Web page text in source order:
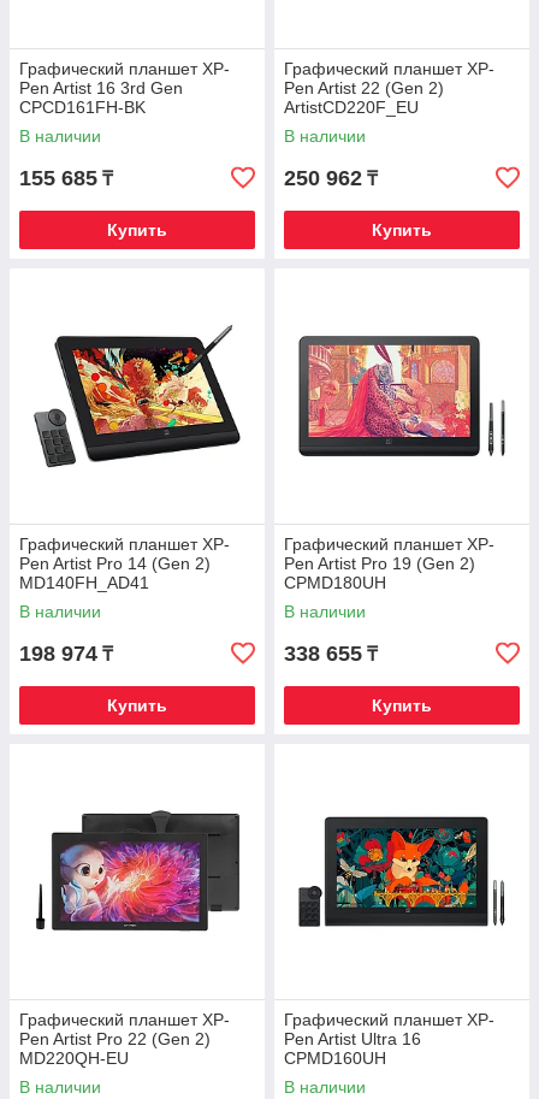
Графический планшет XP-
Pen Artist 16 3rd Gen
CPCD161FH-BK
В наличии
155 685 ₸
Купить
Графический планшет XP-
Pen Artist 22 (Gen 2)
ArtistCD220F_EU
В наличии
250 962 ₸
Купить
Графический планшет XP-
Pen Artist Pro 14 (Gen 2)
MD140FH_AD41
В наличии
198 974 ₸
Купить
Графический планшет XP-
Pen Artist Pro 19 (Gen 2)
CPMD180UH
В наличии
338 655 ₸
Купить
Графический планшет XP-
Pen Artist Pro 22 (Gen 2)
MD220QH-EU
В наличии
Графический планшет XP-
Pen Artist Ultra 16
CPMD160UH
В наличии